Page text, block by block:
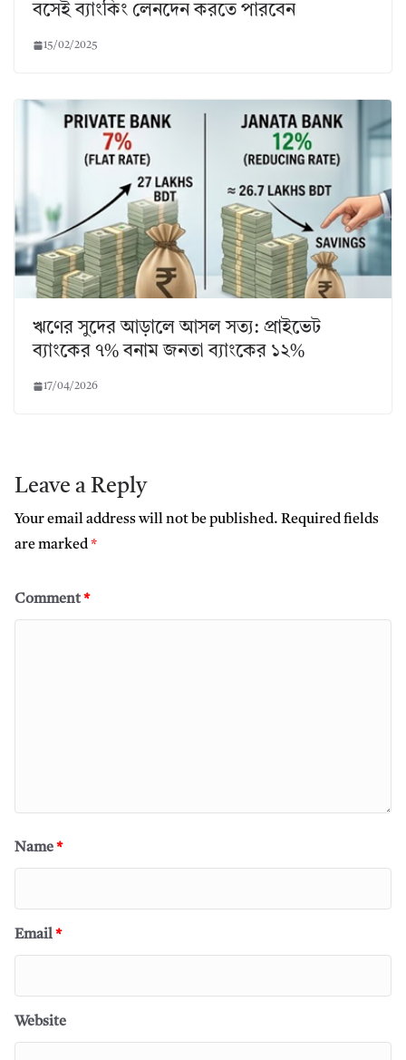
বসেই ব্যাংকিং লেনদেন করতে পারবেন
15/02/2025
ঋণের সুদের আড়ালে আসল সত্য: প্রাইভেট
ব্যাংকের ৭% বনাম জনতা ব্যাংকের ১২%
17/04/2026
Leave a Reply
Your email address will not be published. Required fields
are marked*
Comment*
Name*
Email*
Website